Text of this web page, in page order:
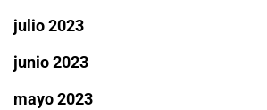
julio 2023
junio 2023
mayo 2023